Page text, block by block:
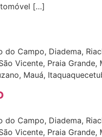
[…]
Campo, Diadema,
Vicente, Praia Grande,
Mauá,
Campo, Diadema,
Vicente, Praia Grande,